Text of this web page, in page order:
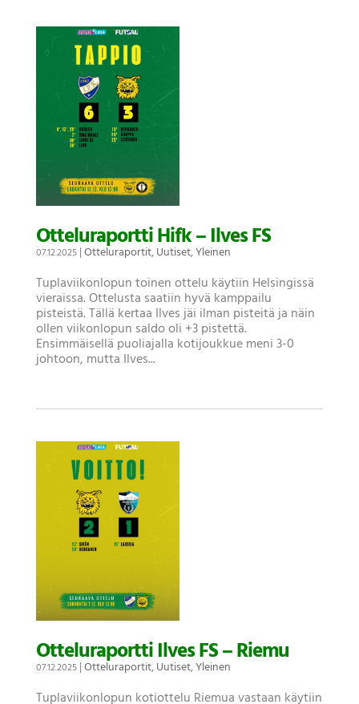
Otteluraportti Hifk – Ilves FS
07.12.2025|Otteluraportit,Uutiset,Yleinen
Tuplaviikonlopun toinen ottelu käytiin Helsingissä
vieraissa. Ottelusta saatiin hyvä kamppailu
pisteistä. Tällä kertaa Ilves jäi ilman pisteitä ja näin
ollen viikonlopun saldo oli +3 pistettä.
Ensimmäisellä puoliajalla kotijoukkue meni 3-0
johtoon, mutta Ilves...
Otteluraportti Ilves FS – Riemu
07.12.2025|Otteluraportit,Uutiset,Yleinen
Tuplaviikonlopun kotiottelu Riemua vastaan käytiin